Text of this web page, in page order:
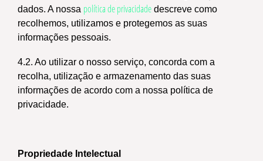
dados. A nossa política de privacidade descreve como
recolhemos, utilizamos e protegemos as suas
informações pessoais.
4.2. Ao utilizar o nosso serviço, concorda com a
recolha, utilização e armazenamento das suas
informações de acordo com a nossa política de
privacidade.
Propriedade Intelectual